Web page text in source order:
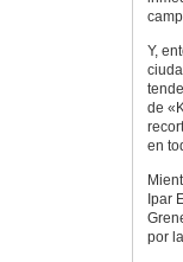
Y,
de
en
Ipar
por